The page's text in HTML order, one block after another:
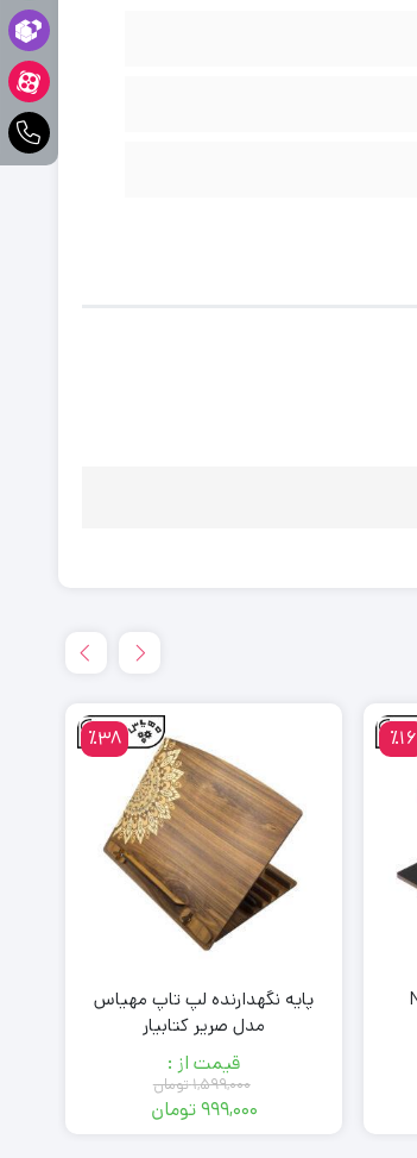
٪16 ٪38
پایه نگهدارنده لپ تاپ مهیاس
مدل صریر کتابیار
قیمت از :
۱,۵۹۹,۰۰۰تومان
۹۹۹,۰۰۰تومان